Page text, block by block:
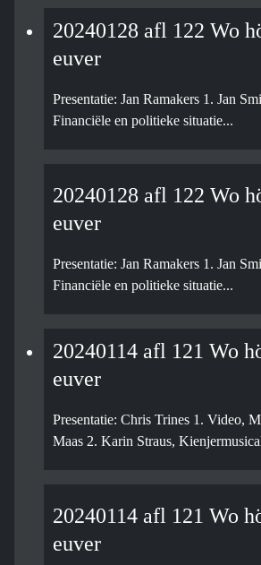
20240128 afl 122 Wo
euver
Presentatie: Jan Ramakers 1. Jan
Financiële en politieke situatie...
20240128 afl 122 Wo
euver
Presentatie: Jan Ramakers 1. Jan
Financiële en politieke situatie...
20240114 afl 121 Wo
euver
Presentatie: Chris Trines 1. Video,
Maas 2. Karin Straus,
20240114 afl 121 Wo
euver